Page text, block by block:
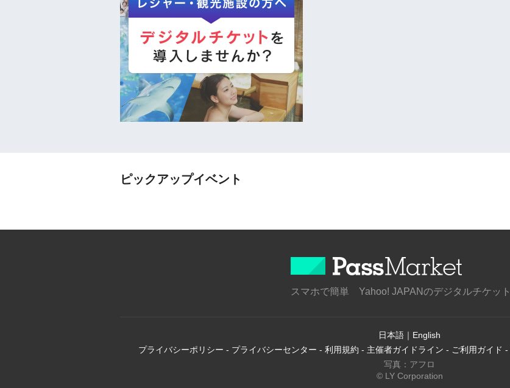
ピックアップイベント
スマホで簡単 Yahoo! JAPANのデジタルチケット
日本語 ｜ English
プライバシーポリシー - プライバシーセンター - 利用規約 - 主催者ガイドライン - ご利用ガイド -
写真：アフロ
© LY Corporation